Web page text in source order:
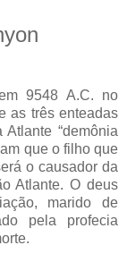
9548 A.C. no
as três enteadas
“demônia
que o filho que
o causador da
Atlante. O deus
marido de
pela profecia